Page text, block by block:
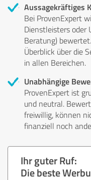
Aussagekräftiges
Bei ProvenExpert
Dienstleisters oder
Beratung)
Überblick über die
in allen Bereichen.
Unabhängige
ProvenExpert ist
und neutral.
freiwillig, können
finanziell noch
Ihr guter Ruf:
Die beste